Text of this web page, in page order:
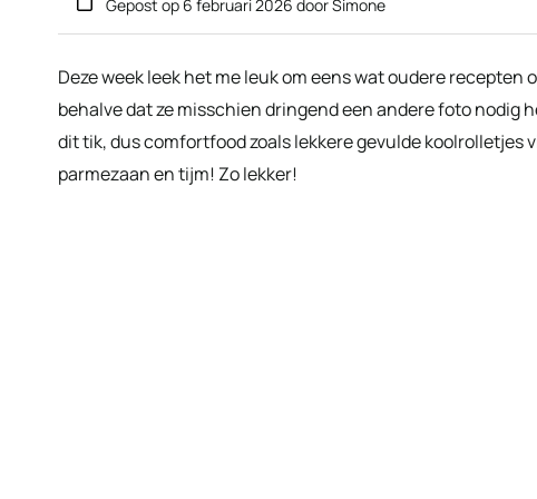
Gepost op 6 februari 2026 doorSimone
Deze week leek het me leuk om eens wat oudere
behalve dat ze misschien dringend een andere foto nodig
dit tik, dus comfortfood zoals lekkere gevulde koolrolletjes
parmezaan en tijm! Zo lekker!